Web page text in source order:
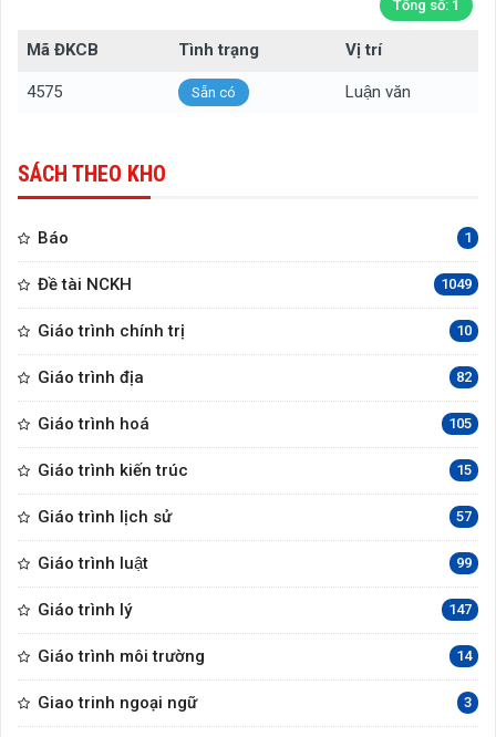
Tổng số: 1
Mã ĐKCB Tình trạng Vị trí
4575 Sẵn có Luận văn
SÁCH THEO KHO
Báo 1
Đề tài NCKH 1049
Giáo trình chính trị 10
Giáo trình địa 82
Giáo trình hoá 105
Giáo trình kiến trúc 15
Giáo trình lịch sử 57
Giáo trình luật 99
Giáo trình lý 147
Giáo trình môi trường 14
Giao trinh ngoại ngữ 3